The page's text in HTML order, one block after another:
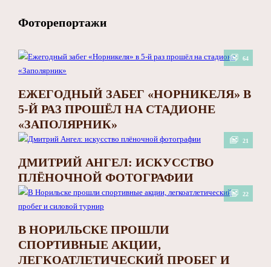
Фоторепортажи
64
ЕЖЕГОДНЫЙ ЗАБЕГ «НОРНИКЕЛЯ» В
5-Й РАЗ ПРОШЁЛ НА СТАДИОНЕ
«ЗАПОЛЯРНИК»
21
ДМИТРИЙ АНГЕЛ: ИСКУССТВО
ПЛЁНОЧНОЙ ФОТОГРАФИИ
22
В НОРИЛЬСКЕ ПРОШЛИ
СПОРТИВНЫЕ АКЦИИ,
ЛЕГКОАТЛЕТИЧЕСКИЙ ПРОБЕГ И